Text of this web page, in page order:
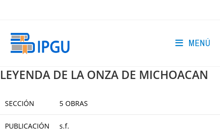
MENÚ
LEYENDA DE LA ONZA DE MICHOACAN
SECCIÓN 5 OBRAS
PUBLICACIÓN s.f.